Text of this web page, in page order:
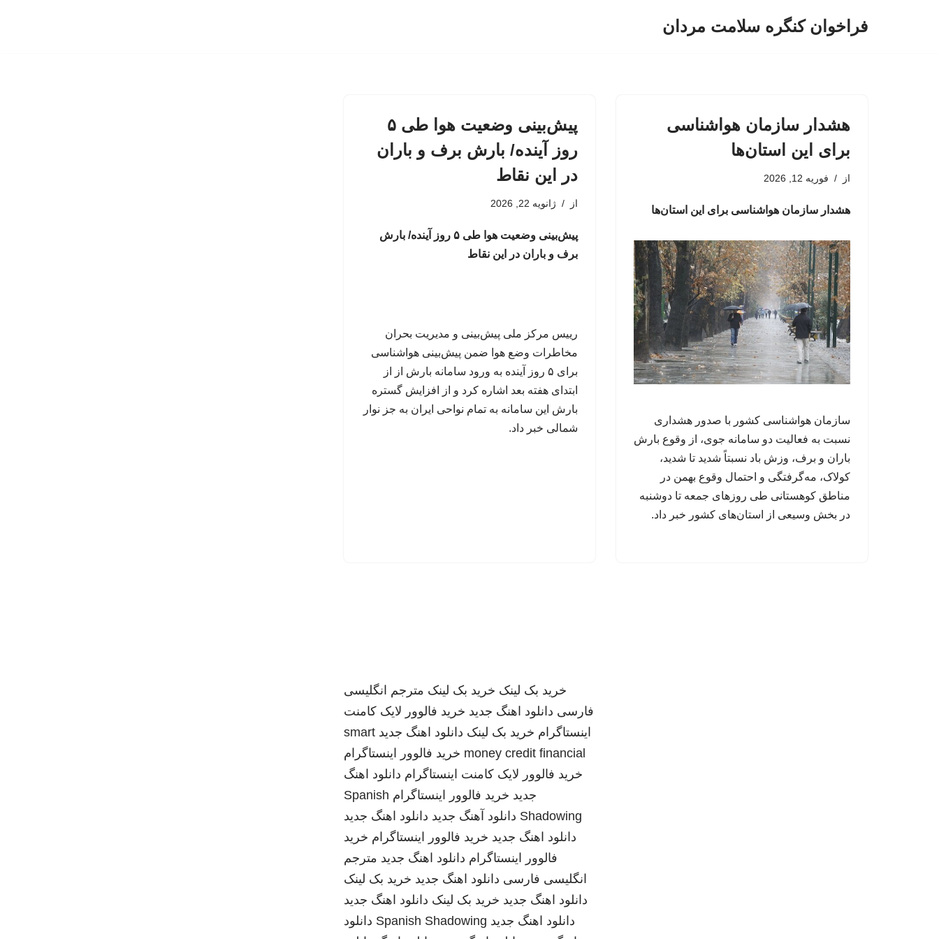
فراخوان کنگره سلامت مردان
هشدار سازمان هواشناسی
برای این استان‌ها
از فوریه 12, 2026
هشدار سازمان هواشناسی برای این استان‌ها
سازمان هواشناسی کشور با صدور هشداری
نسبت به فعالیت دو سامانه جوی، از وقوع بارش
باران و برف، وزش باد نسبتاً شدید تا شدید،
کولاک، مه‌گرفتگی و احتمال وقوع بهمن در
مناطق کوهستانی طی روزهای جمعه تا دوشنبه
در بخش وسیعی از استان‌های کشور خبر داد.
پیش‌بینی وضعیت هوا طی ۵
روز آینده/ بارش برف و باران
در این نقاط
از ژانویه 22, 2026
پیش‌بینی وضعیت هوا طی ۵ روز آینده/ بارش
برف و باران در این نقاط
رییس مرکز ملی پیش‌بینی و مدیریت بحران
مخاطرات وضع هوا ضمن پیش‌بینی هواشناسی
برای ۵ روز آینده به ورود سامانه بارش از از
ابتدای هفته بعد اشاره کرد و از افزایش گستره
بارش‌ این سامانه به تمام نواحی ایران به جز نوار
شمالی خبر داد.
خرید بک لینک خرید بک لینک مترجم انگلیسی
فارسی دانلود اهنگ جدید خرید فالوور لایک کامنت
اینستاگرام خرید بک لینک دانلود اهنگ جدید smart
money credit financial خرید فالوور اینستاگرام
خرید فالوور لایک کامنت اینستاگرام دانلود اهنگ
جدید خرید فالوور اینستاگرام Spanish
Shadowing دانلود آهنگ جدید دانلود اهنگ جدید
دانلود اهنگ جدید خرید فالوور اینستاگرام خرید
فالوور اینستاگرام دانلود اهنگ جدید مترجم
انگلیسی فارسی دانلود اهنگ جدید خرید بک لینک
دانلود اهنگ جدید خرید بک لینک دانلود اهنگ جدید
دانلود اهنگ جدید Spanish Shadowing دانلود